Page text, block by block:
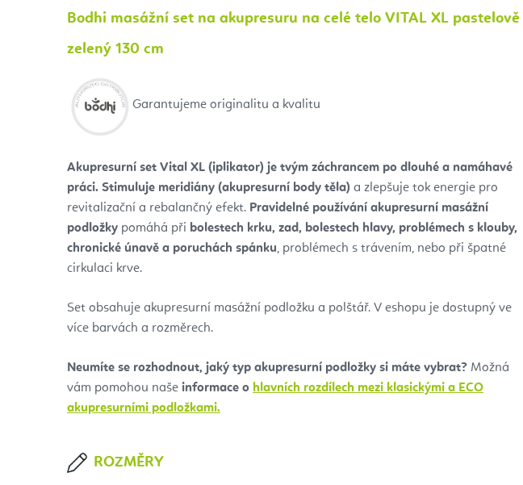
Bodhi masážní set na akupresuru na celé telo VITAL XL pastelově
zelený 130 cm
Garantujeme originalitu a kvalitu
Akupresurní set Vital XL (iplikator) je tvým záchrancem po dlouhé a namáhavé
práci. Stimuluje meridiány (akupresurní body těla) a zlepšuje tok energie pro
revitalizační a rebalančný efekt. Pravidelné používání akupresurní masážní
podložky pomáhá při bolestech krku, zad, bolestech hlavy, problémech s klouby,
chronické únavě a poruchách spánku, problémech s trávením, nebo při špatné
cirkulaci krve.
Set obsahuje akupresurní masážní podložku a polštář. V eshopu je dostupný ve
více barvách a rozměrech.
Neumíte se rozhodnout, jaký typ akupresurní podložky si máte vybrat? Možná
vám pomohou naše informace o hlavních rozdílech mezi klasickými a ECO
akupresurními podložkami.
ROZMĚRY